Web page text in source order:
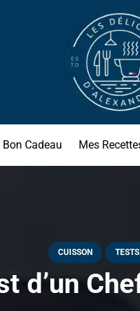
Bon Cadeau Mes
CUISSON
d’un